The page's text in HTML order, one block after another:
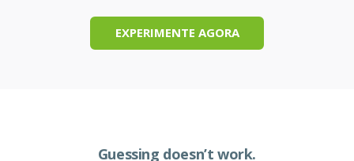
EXPERIMENTE AGORA
Guessing doesn’t work.